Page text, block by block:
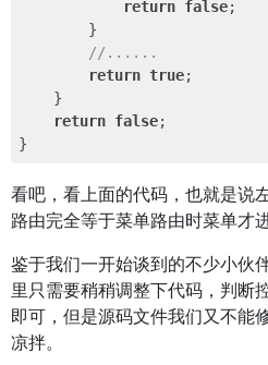
return false;
        }
//......
return true;
    }
return false;
看吧，看上面的代码，也就是说
路由完全等于菜单路由时菜单才
鉴于我们一开始谈到的不少小伙
里只需要稍稍调整下代码，判
即可，但是源码文件我们又不能
凉拌。